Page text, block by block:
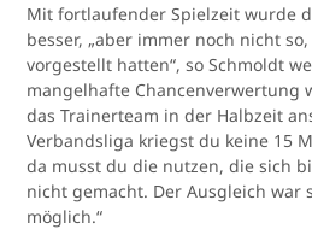
Mit fortlaufender Spielzeit wurde
besser, „aber immer noch nicht
vorgestellt hatten“, so Schmoldt
mangelhafte Chancenverwertung
das Trainerteam in der Halbzeit
Verbandsliga kriegst du keine 15
da musst du die nutzen, die sich
nicht gemacht. Der Ausgleich war
möglich.“